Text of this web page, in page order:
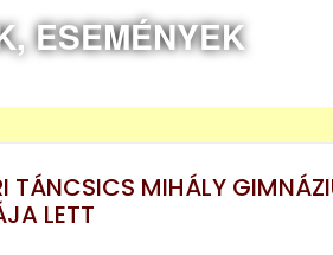
ESEMÉNYEK
TÁNCSICS MIHÁLY
LETT